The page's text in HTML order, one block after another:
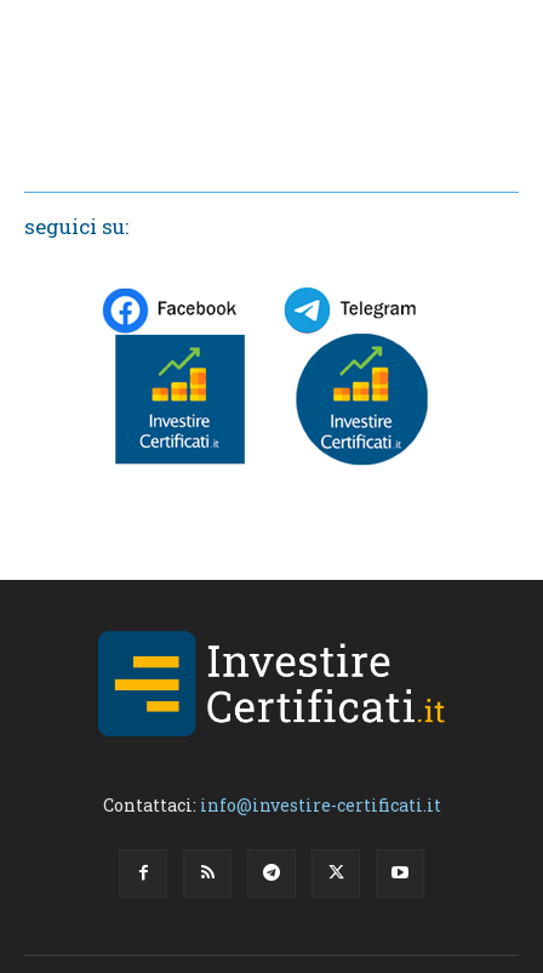
seguici su:
Contattaci: info@investire-certificati.it